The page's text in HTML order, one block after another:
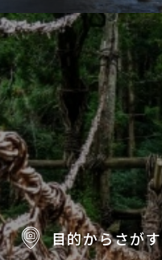
目的からさがす